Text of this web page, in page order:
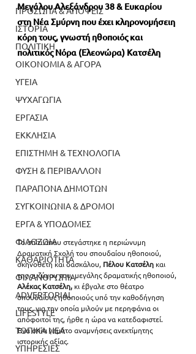
ΠΡΟΣΩΠΑ & ΑΠΟΨΕΙΣ
ΙΣΤΟΡΙΑ
ΠΟΛΙΤΙΚΗ
ΟΙΚΟΝΟΜΙΑ & ΑΓΟΡΑ
ΥΓΕΙΑ
ΨΥΧΑΓΩΓΙΑ
ΕΡΓΑΣΙΑ
ΕΚΚΛΗΣΙΑ
ΕΠΙΣΤΗΜΗ & ΤΕΧΝΟΛΟΓΙΑ
ΦΥΣΗ & ΠΕΡΙΒΑΛΛΟΝ
ΠΑΡΑΠΟΝΑ ΔΗΜΟΤΩΝ
ΣΥΓΚΟΙΝΩΝΙΑ & ΔΡΟΜΟΙ
ΕΡΓΑ & ΥΠΟΔΟΜΕΣ
ΦΙΛΟΖΩΙΑ
ΚΑΘΑΡΙΟΤΗΤΑ
ΦΙΛΑΝΘΡΩΠΙΑ
ADVERTORIAL
LIFESTYLE
ΤΟΠΙΚΑ ΝΕΑ
ΥΠΗΡΕΣΙΕΣ
Μεγάλου Αλεξάνδρου 38 & Ευκαρίου
στη Νέα Σμύρνη που έχει κληρονομήσειη
κόρη τους, γνωστή ηθοποιός και
πολιτικός Νόρα (Ελεονώρα) Κατσέλη
Το σπίτι όπου στεγάστηκε η περιώνυμη
Δραματική Σχολή του σπουδαίου ηθοποιού,
σκηνοθέτη και δασκάλου, Πέλου Κατσέλη και
της συζύγου του, μεγάλης δραματικής ηθοποιού,
Αλέκας Κατσέλη, κι έβγαλε στο θέατρο
σπουδαίους ηθοποιούς υπό την καθοδήγηση
τους, για την οποία μιλούν με περηφάνια οι
απόφοιτοί της, ήρθε η ώρα να κατεδαφιστεί.
Ένα σπίτι γεμάτο αναμνήσεις ανεκτίμητης
ιστορικής αξίας.